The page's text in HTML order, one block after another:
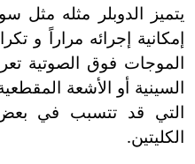
يتميز الدوبلر مثله مثل
إمكانية إجرائه مراراً و
الموجات فوق الصوتية
السينية أو الأشعة
التي قد تتسبب في بعض
الكليتين.